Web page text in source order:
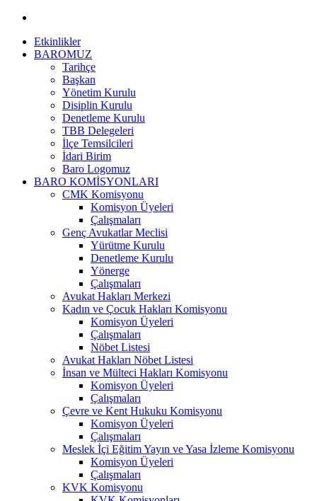
Etkinlikler
BAROMUZ
Tarihçe
Başkan
Yönetim Kurulu
Disiplin Kurulu
Denetleme Kurulu
TBB Delegeleri
İlçe Temsilcileri
İdari Birim
Baro Logomuz
BARO KOMİSYONLARI
CMK Komisyonu
Komisyon Üyeleri
Çalışmaları
Genç Avukatlar Meclisi
Yürütme Kurulu
Denetleme Kurulu
Yönerge
Çalışmaları
Avukat Hakları Merkezi
Kadın ve Çocuk Hakları Komisyonu
Komisyon Üyeleri
Çalışmaları
Nöbet Listesi
Avukat Hakları Nöbet Listesi
İnsan ve Mülteci Hakları Komisyonu
Komisyon Üyeleri
Çalışmaları
Çevre ve Kent Hukuku Komisyonu
Komisyon Üyeleri
Çalışmaları
Meslek İçi Eğitim Yayın ve Yasa İzleme Komisyonu
Komisyon Üyeleri
Çalışmaları
KVK Komisyonu